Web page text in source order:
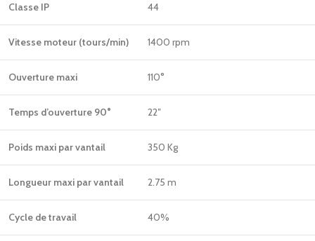
Classe IP 44
Vitesse moteur (tours/min) 1400 rpm
Ouverture maxi 110°
Temps d’ouverture 90° 22″
Poids maxi par vantail 350 Kg
Longueur maxi par vantail 2.75 m
Cycle de travail 40%